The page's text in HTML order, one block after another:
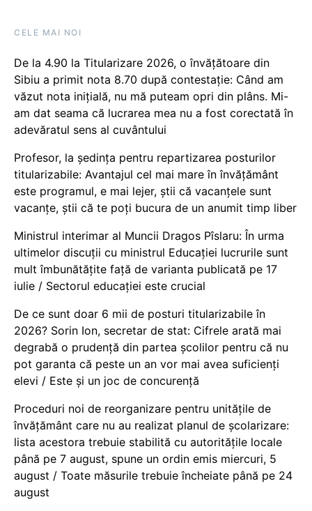
CELE MAI NOI
De la 4.90 la Titularizare 2026, o învățătoare din
Sibiu a primit nota 8.70 după contestație: Când am
văzut nota inițială, nu mă puteam opri din plâns. Mi-
am dat seama că lucrarea mea nu a fost corectată în
adevăratul sens al cuvântului
Profesor, la ședința pentru repartizarea posturilor
titularizabile: Avantajul cel mai mare în învățământ
este programul, e mai lejer, știi că vacanțele sunt
vacanţe, știi că te poți bucura de un anumit timp liber
Ministrul interimar al Muncii Dragos Pîslaru: În urma
ultimelor discuții cu ministrul Educației lucrurile sunt
mult îmbunătățite față de varianta publicată pe 17
iulie / Sectorul educației este crucial
De ce sunt doar 6 mii de posturi titularizabile în
2026? Sorin Ion, secretar de stat: Cifrele arată mai
degrabă o prudență din partea școlilor pentru că nu
pot garanta că peste un an vor mai avea suficienți
elevi / Este și un joc de concurență
Proceduri noi de reorganizare pentru unitățile de
învățământ care nu au realizat planul de școlarizare:
lista acestora trebuie stabilită cu autoritățile locale
până pe 7 august, spune un ordin emis miercuri, 5
august / Toate măsurile trebuie încheiate până pe 24
august